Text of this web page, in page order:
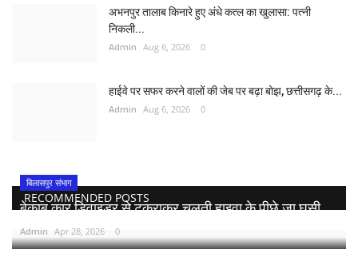
अभनपुर तालाब किनारे हुए अंधे कत्ल का खुलासा: पत्नी
निकली...
Admin Aug 6, 2026 0
हाईवे पर सफर करने वालों की जेब पर बढ़ा बोझ, छत्तीसगढ़ के...
Admin Aug 6, 2026 0
RECOMMENDED POSTS
बिलासपुर संभाग
बेकाबू कार डिवाइडर से टकराकर चलती हाइवा के पीछे जा घुसी,...
Admin Apr 28, 2026 0